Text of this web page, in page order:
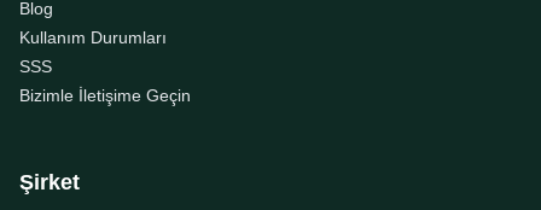
Blog
Kullanım Durumları
SSS
Bizimle İletişime Geçin
Şirket